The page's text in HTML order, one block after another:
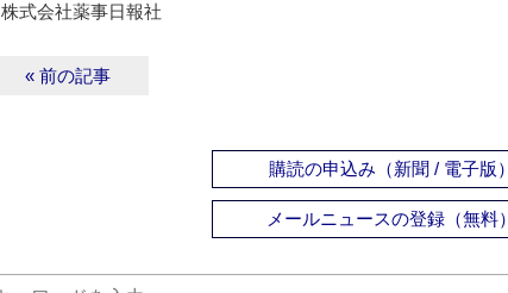
株式会社薬事日報社
« 前の記事
購読の申込み（新聞 / 電子版）
メールニュースの登録（無料）